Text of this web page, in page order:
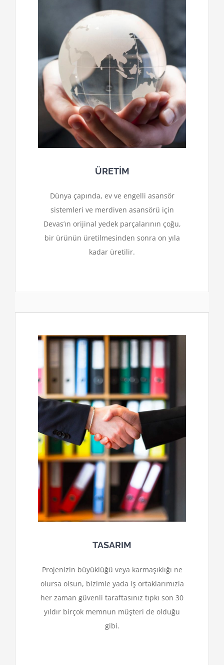
ÜRETİM
Dünya çapında, ev ve engelli asansör
sistemleri ve merdiven asansörü için
Devas’ın orijinal yedek parçalarının çoğu,
bir ürünün üretilmesinden sonra on yıla
kadar üretilir.
TASARIM
Projenizin büyüklüğü veya karmaşıklığı ne
olursa olsun, bizimle yada iş ortaklarımızla
her zaman güvenli taraftasınız tıpkı son 30
yıldır birçok memnun müşteri de olduğu
gibi.